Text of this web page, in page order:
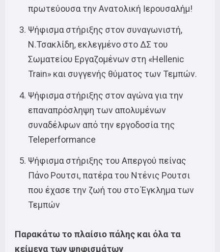
πρωτεύουσα την Ανατολική Ιερουσαλήμ!
Ψήφισμα στήριξης στον συναγωνιστή,
Ν.Τσακλίδη, εκλεγμένο στο ΔΣ του
Σωματείου Εργαζομένων στη «Hellenic
Train» και συγγενής θύματος των Τεμπών.
Ψήφισμα στήριξης στον αγώνα για την
επαναπρόσληψη των απολυμένων
συναδέλφων από την εργοδοσία της
Teleperformance
Ψήφισμα στήριξης του Απεργού πείνας
Πάνο Ρουτσι, πατέρα του Ντένις Ρουτσι
που έχασε την ζωή του στο Έγκλημα των
Τεμπών
Παρακάτω το πλαίσιο πάλης και όλα τα
κείμενα των ψηφισμάτων